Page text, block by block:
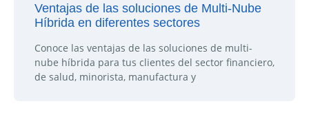
Ventajas de las soluciones de Multi-Nube
Híbrida en diferentes sectores
Conoce las ventajas de las soluciones de multi-
nube híbrida para tus clientes del sector financiero,
de salud, minorista, manufactura y